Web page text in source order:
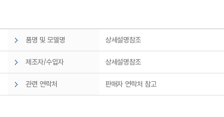
품명 및 모델명 상세설명참조
제조자/수입자 상세설명참조
관련 연락처 판매자 연락처 참고